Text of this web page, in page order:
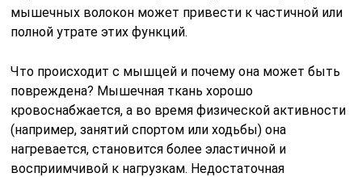
мышечных волокон может привести к частичной или
полной утрате этих функций.
Что происходит с мышцей и почему она может быть
повреждена? Мышечная ткань хорошо
кровоснабжается, а во время физической активности
(например, занятий спортом или ходьбы) она
нагревается, становится более эластичной и
восприимчивой к нагрузкам. Недостаточная